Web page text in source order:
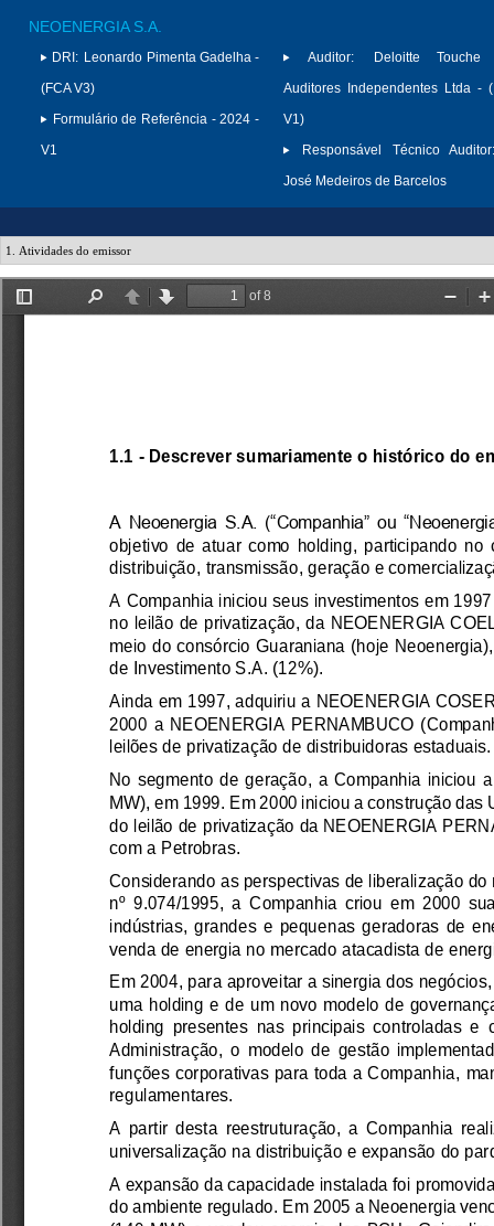
NEOENERGIA S.A.
DRI: Leonardo Pimenta Gadelha -
(FCA V3)
Formulário de Referência - 2024 -
V1
Auditor:
Deloitte Touche
Auditores Independentes Ltda -
V1)
Responsável Técnico
José Medeiros de Barcelos